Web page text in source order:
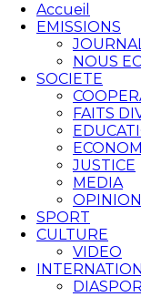
Accueil
EMISSIONS
NOUS
SOCIETE
FAITS
JUSTICE
MEDIA
SPORT
CULTURE
VIDEO